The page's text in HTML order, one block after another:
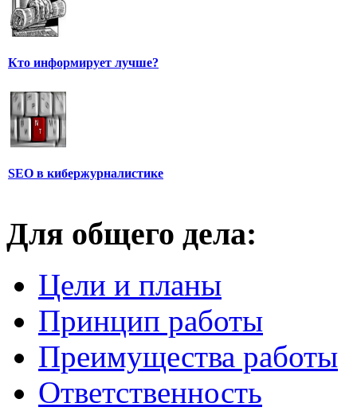
Кто информирует лучше?
SEO в кибержурналистике
Для общего дела:
Цели и планы
Принцип работы
Преимущества работы
Ответственность